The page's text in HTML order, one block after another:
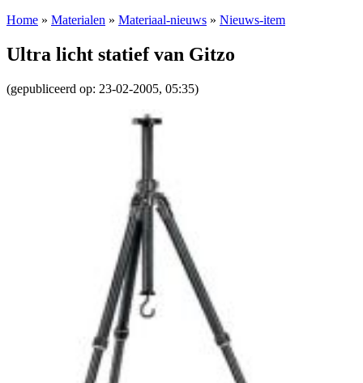
Home » Materialen » Materiaal-nieuws » Nieuws-item
Ultra licht statief van Gitzo
(gepubliceerd op: 23-02-2005, 05:35)